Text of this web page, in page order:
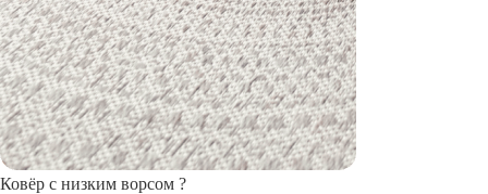
Ковёр с низким ворсом ?